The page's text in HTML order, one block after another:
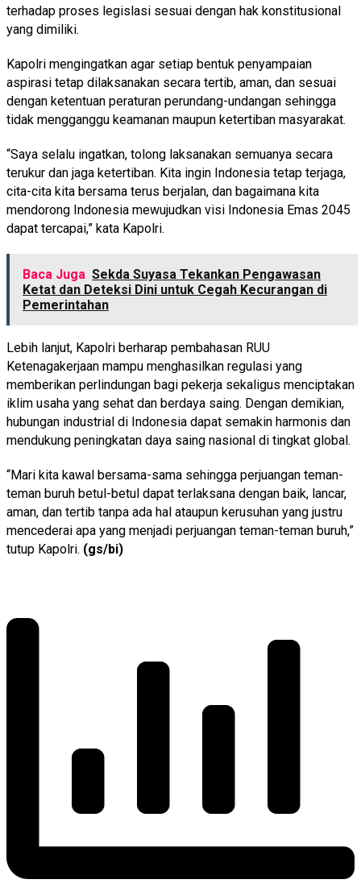
terhadap proses legislasi sesuai dengan hak konstitusional
yang dimiliki.
Kapolri mengingatkan agar setiap bentuk penyampaian
aspirasi tetap dilaksanakan secara tertib, aman, dan sesuai
dengan ketentuan peraturan perundang-undangan sehingga
tidak mengganggu keamanan maupun ketertiban masyarakat.
“Saya selalu ingatkan, tolong laksanakan semuanya secara
terukur dan jaga ketertiban. Kita ingin Indonesia tetap terjaga,
cita-cita kita bersama terus berjalan, dan bagaimana kita
mendorong Indonesia mewujudkan visi Indonesia Emas 2045
dapat tercapai,” kata Kapolri.
Baca Juga Sekda Suyasa Tekankan Pengawasan
Ketat dan Deteksi Dini untuk Cegah Kecurangan di
Pemerintahan
Lebih lanjut, Kapolri berharap pembahasan RUU
Ketenagakerjaan mampu menghasilkan regulasi yang
memberikan perlindungan bagi pekerja sekaligus menciptakan
iklim usaha yang sehat dan berdaya saing. Dengan demikian,
hubungan industrial di Indonesia dapat semakin harmonis dan
mendukung peningkatan daya saing nasional di tingkat global.
“Mari kita kawal bersama-sama sehingga perjuangan teman-
teman buruh betul-betul dapat terlaksana dengan baik, lancar,
aman, dan tertib tanpa ada hal ataupun kerusuhan yang justru
mencederai apa yang menjadi perjuangan teman-teman buruh,”
tutup Kapolri. (gs/bi)